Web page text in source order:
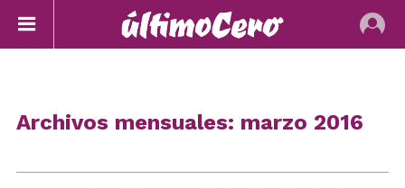
Archivos mensuales: marzo 2016